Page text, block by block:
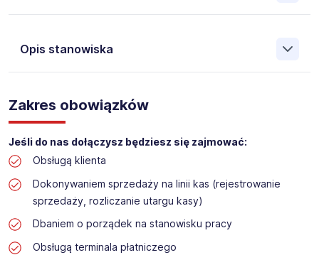
Opis stanowiska
Pośrednictwa Pracy i Doradztwa Personalnego Work &
Profit jest obecnie jedną z największych niezależnych
polskich agencji zatrudnienia. W ciągu wielu lat naszej
działalności daliśmy pracę przeszło 50 000 pracowników
w całym kraju. Skutecznie znajdujemy pracowników dla
największych firm, jak również małych rodzinnych
przedsiębiorstw w Polsce. Agencja jest wpisana pod nr
396 w Krajowym Rejestrze Agencji Zatrudnienia.
Obecnie dla naszego Klienta, poszukujemy osób do pracy
na stanowisko:
Zakres obowiązków
Jeśli do nas dołączysz będziesz się zajmować:
Obsługą klienta
Dokonywaniem sprzedaży na linii kas (rejestrowanie
sprzedaży, rozliczanie utargu kasy)
Dbaniem o porządek na stanowisku pracy
Obsługą terminala płatniczego